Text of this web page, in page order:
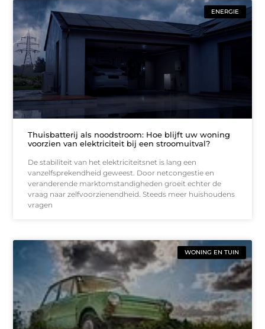
ENERGIE
Thuisbatterij als noodstroom: Hoe blijft uw woning
voorzien van elektriciteit bij een stroomuitval?
De stabiliteit van het elektriciteitsnet is lang een
vanzelfsprekendheid geweest. Door netcongestie en
veranderende marktomstandigheden groeit echter de
vraag naar zelfvoorzienendheid. Steeds meer huishoudens
vragen
WONING EN TUIN